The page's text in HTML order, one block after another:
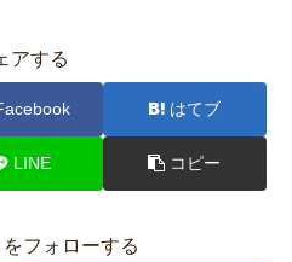
アする
はてブ
LINE コピー
フォローする